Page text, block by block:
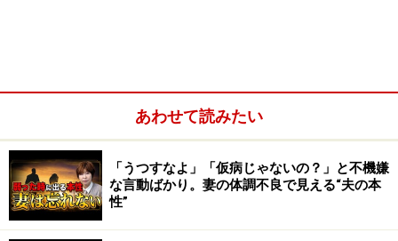
じつはこのケースは珍しいことではありません。特に、
有名人や経営者の場合、時間をかけて離婚問題を争うこ
とにより「イメージダウンにつながる」「ダメージが大
あわせて読みたい
「うつすなよ」「仮病じゃないの？」と不機嫌
な言動ばかり。妻の体調不良で見える“夫の本
性”